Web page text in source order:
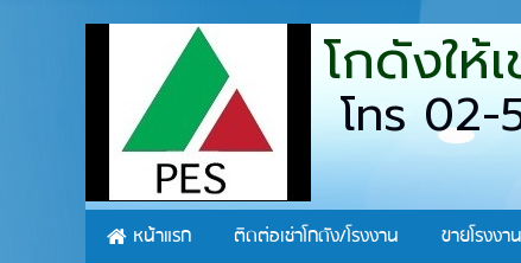
โกดังให้
โทร 02-
หน้าแรก ติดต่อเช่าโกดัง/โรงงาน ขายโรงง